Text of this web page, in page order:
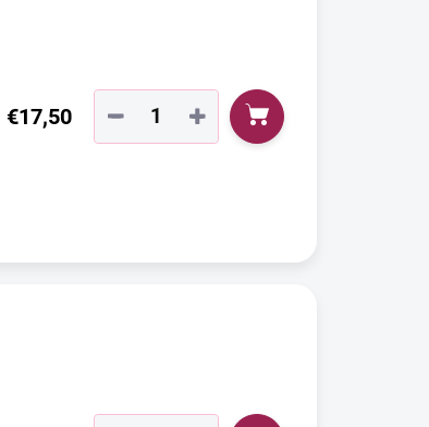
€17,50 +
−